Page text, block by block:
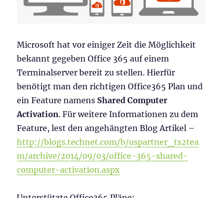
Microsoft hat vor einiger Zeit die Möglichkeit
bekannt gegeben Office 365 auf einem
Terminalserver bereit zu stellen. Hierfür
benötigt man den richtigen Office365 Plan und
ein Feature namens Shared Computer
Activation. Für weitere Informationen zu dem
Feature, lest den angehängten Blog Artikel –
http://blogs.technet.com/b/uspartner_ts2tea
m/archive/2014/09/03/office-365-shared-
computer-activation.aspx